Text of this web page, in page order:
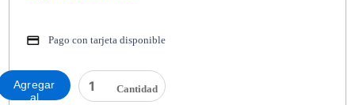
Pago con tarjeta disponible
DOSIFICADOR
PROGRAMABLE
Agregar
al